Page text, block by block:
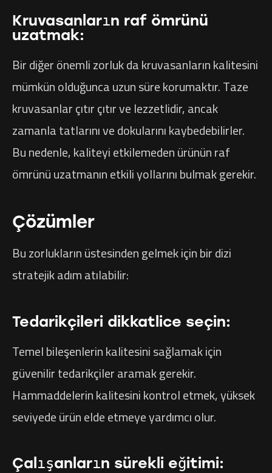
Kruvasanların raf ömrünü
uzatmak:
Bir diğer önemli zorluk da kruvasanların kalitesini
mümkün olduğunca uzun süre korumaktır. Taze
kruvasanlar çıtır çıtır ve lezzetlidir, ancak
zamanla tatlarını ve dokularını kaybedebilirler.
Bu nedenle, kaliteyi etkilemeden ürünün raf
ömrünü uzatmanın etkili yollarını bulmak gerekir.
Çözümler
Bu zorlukların üstesinden gelmek için bir dizi
stratejik adım atılabilir:
Tedarikçileri dikkatlice seçin:
Temel bileşenlerin kalitesini sağlamak için
güvenilir tedarikçiler aramak gerekir.
Hammaddelerin kalitesini kontrol etmek, yüksek
seviyede ürün elde etmeye yardımcı olur.
Çalışanların sürekli eğitimi: